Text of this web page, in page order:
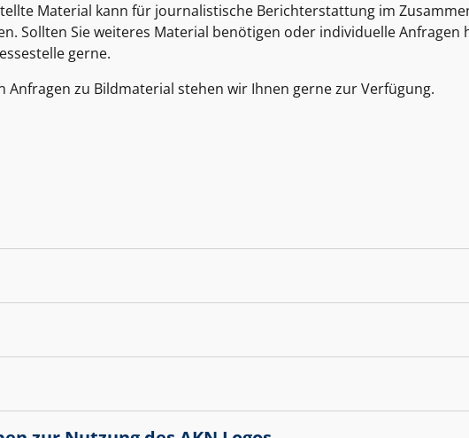
Material kann für journalistische Berichterstattung im
Sollten Sie weiteres Material benötigen oder individuelle Anfragen
gerne.
Anfragen zu Bildmaterial stehen wir Ihnen gerne zur Verfügung.